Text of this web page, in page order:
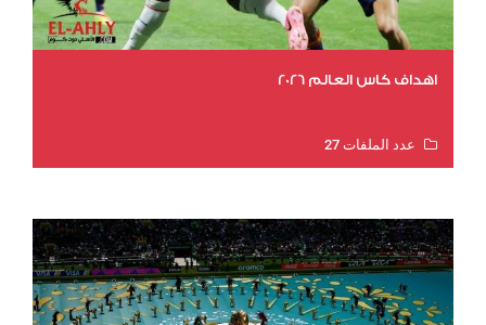
اهداف كاس العالم 2026
عدد الملفات 27